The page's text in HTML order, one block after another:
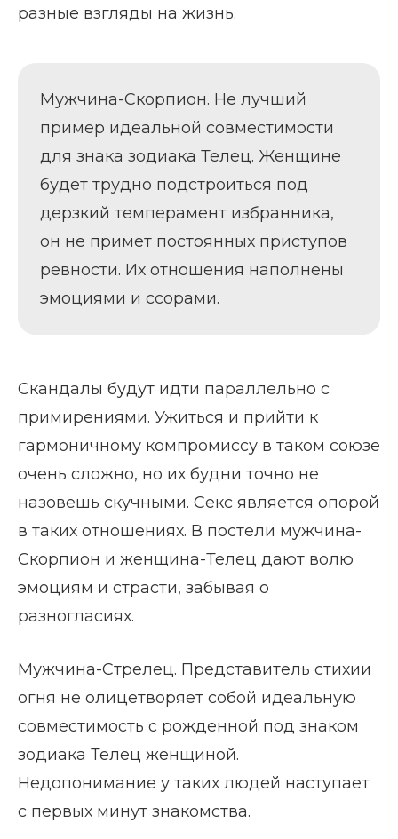
разные взгляды на жизнь.
Мужчина-Скорпион. Не лучший
пример идеальной совместимости
для знака зодиака Телец. Женщине
будет трудно подстроиться под
дерзкий темперамент избранника,
он не примет постоянных приступов
ревности. Их отношения наполнены
эмоциями и ссорами.
Скандалы будут идти параллельно с
примирениями. Ужиться и прийти к
гармоничному компромиссу в таком союзе
очень сложно, но их будни точно не
назовешь скучными. Секс является опорой
в таких отношениях. В постели мужчина-
Скорпион и женщина-Телец дают волю
эмоциям и страсти, забывая о
разногласиях.
Мужчина-Стрелец. Представитель стихии
огня не олицетворяет собой идеальную
совместимость с рожденной под знаком
зодиака Телец женщиной.
Недопонимание у таких людей наступает
с первых минут знакомства.